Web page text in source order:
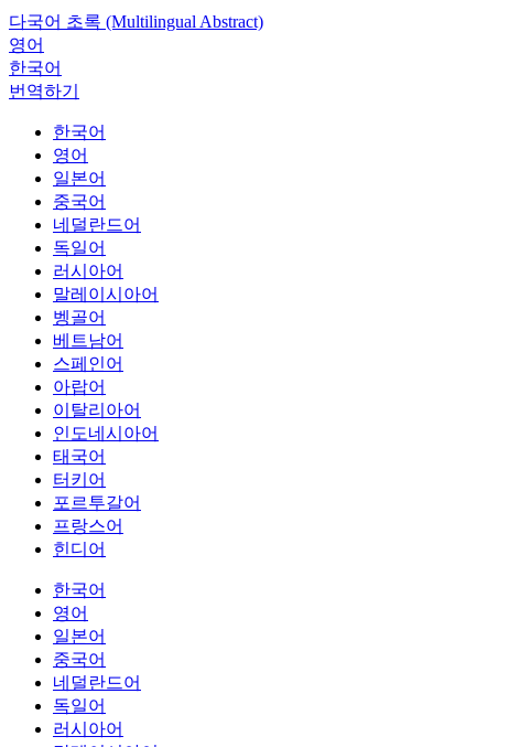
다국어 초록 (Multilingual Abstract)
영어
한국어
번역하기
한국어
영어
일본어
중국어
네덜란드어
독일어
러시아어
말레이시아어
벵골어
베트남어
스페인어
아랍어
이탈리아어
인도네시아어
태국어
터키어
포르투갈어
프랑스어
힌디어
한국어
영어
일본어
중국어
네덜란드어
독일어
러시아어